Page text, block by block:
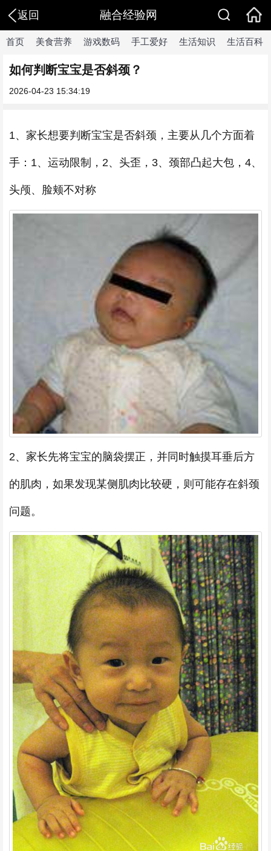
返回 融合经验网
首页 美食营养 游戏数码 手工爱好 生活知识 生活百科
如何判断宝宝是否斜颈？
2026-04-23 15:34:19
1、家长想要判断宝宝是否斜颈，主要从几个方面着
手：1、运动限制，2、头歪，3、颈部凸起大包，4、
头颅、脸颊不对称
2、家长先将宝宝的脑袋摆正，并同时触摸耳垂后方
的肌肉，如果发现某侧肌肉比较硬，则可能存在斜颈
问题。